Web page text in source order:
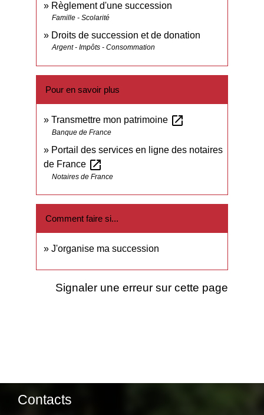
Règlement d'une succession
Famille - Scolarité
Droits de succession et de donation
Argent - Impôts - Consommation
Pour en savoir plus
Transmettre mon patrimoine open_in_new
Banque de France
Portail des services en ligne des notaires
de France open_in_new
Notaires de France
Comment faire si...
J'organise ma succession
Signaler une erreur sur cette page
Contacts